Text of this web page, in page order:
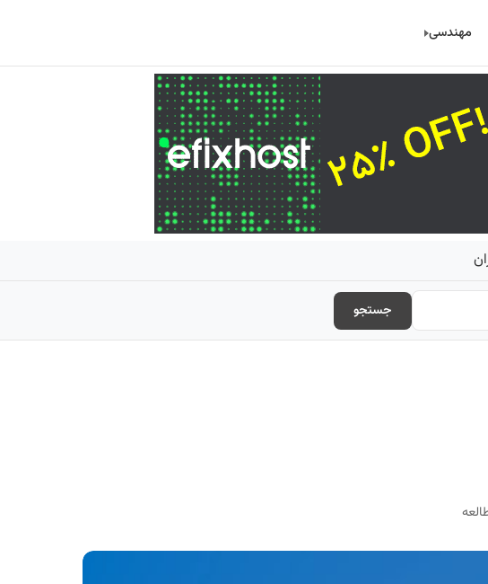
مهندسی
جستجو